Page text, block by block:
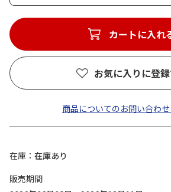
カートに入れ
お気に入りに登
商品についてのお問い合わ
在庫
在庫あり
販売期間